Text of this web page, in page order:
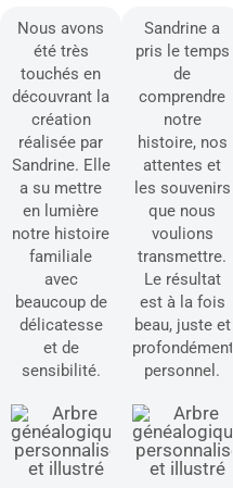
Nous avons
été très
touchés en
découvrant la
création
réalisée par
Sandrine. Elle
a su mettre
en lumière
notre histoire
familiale
avec
beaucoup de
délicatesse
et de
sensibilité.
Sandrine a
pris le temps
de
comprendre
notre
histoire, nos
attentes et
les souvenirs
que nous
voulions
transmettre.
Le résultat
est à la fois
beau, juste et
profondément
personnel.